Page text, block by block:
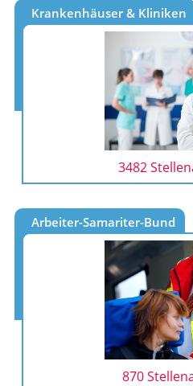
Krankenhäuser & Kliniken
3482
Arbeiter-Samariter-Bund
870